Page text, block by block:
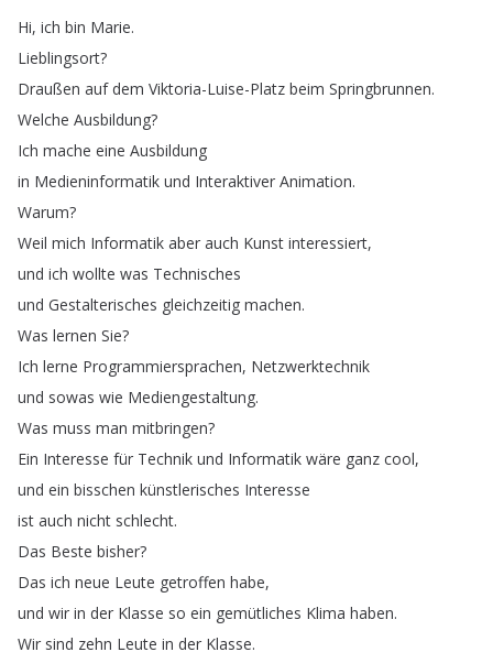
Hi, ich bin Marie.
Lieblingsort?
Draußen auf dem Viktoria-Luise-Platz beim Springbrunnen.
Welche Ausbildung?
Ich mache eine Ausbildung
in Medieninformatik und Interaktiver Animation.
Warum?
Weil mich Informatik aber auch Kunst interessiert,
und ich wollte was Technisches
und Gestalterisches gleichzeitig machen.
Was lernen Sie?
Ich lerne Programmiersprachen, Netzwerktechnik
und sowas wie Mediengestaltung.
Was muss man mitbringen?
Ein Interesse für Technik und Informatik wäre ganz cool,
und ein bisschen künstlerisches Interesse
ist auch nicht schlecht.
Das Beste bisher?
Das ich neue Leute getroffen habe,
und wir in der Klasse so ein gemütliches Klima haben.
Wir sind zehn Leute in der Klasse.